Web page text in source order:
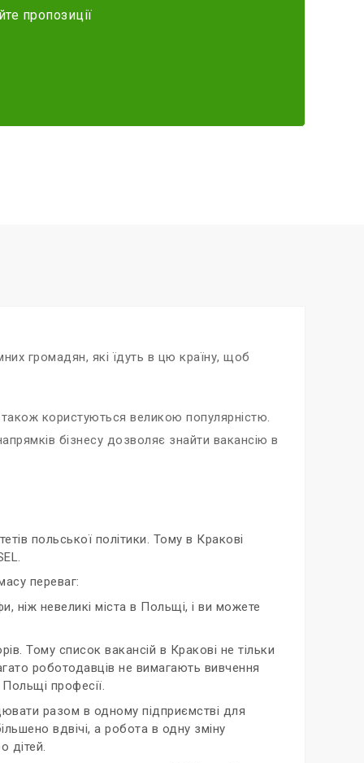
пропозиції
громадян, які їдуть в цю країну, щоб
також користуються великою популярністю.
бізнесу дозволяє знайти вакансію в
польської політики. Тому в Кракові
переваг:
ніж невеликі міста в Польщі, і ви можете
Тому список вакансій в Кракові не тільки
роботодавців не вимагають вивчення
професії.
разом в одному підприємстві для
вдвічі, а робота в одну зміну
дітей.